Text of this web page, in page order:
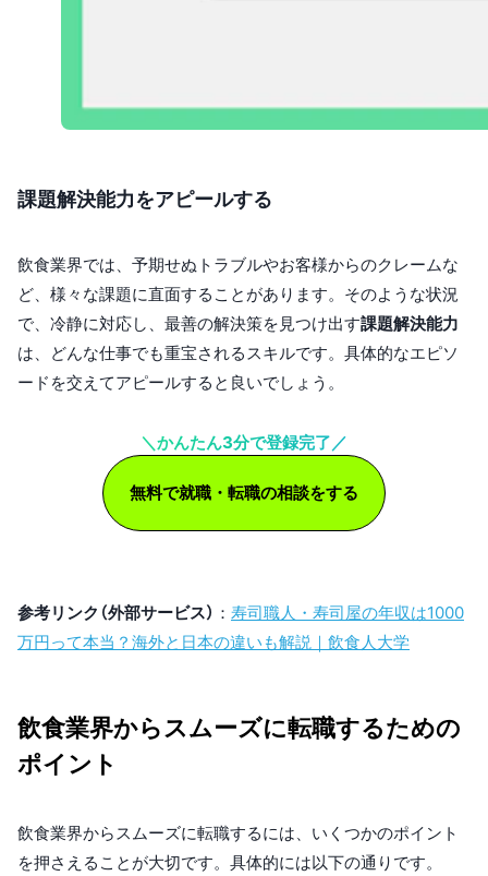
課題解決能力をアピールする
飲食業界では、予期せぬトラブルやお客様からのクレームな
ど、様々な課題に直面することがあります。そのような状況
で、冷静に対応し、最善の解決策を見つけ出す課題解決能力
は、どんな仕事でも重宝されるスキルです。具体的なエピソ
ードを交えてアピールすると良いでしょう。
＼かんたん3分で登録完了／
無料で就職・転職の相談をする
参考リンク（外部サービス） ： 寿司職人・寿司屋の年収は1000
万円って本当？海外と日本の違いも解説｜飲食人大学
飲食業界からスムーズに転職するための
ポイント
飲食業界からスムーズに転職するには、いくつかのポイント
を押さえることが大切です。具体的には以下の通りです。